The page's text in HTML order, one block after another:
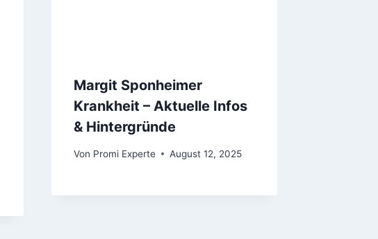
Margit Sponheimer
Krankheit – Aktuelle Infos
& Hintergründe
Von Promi Experte August 12, 2025